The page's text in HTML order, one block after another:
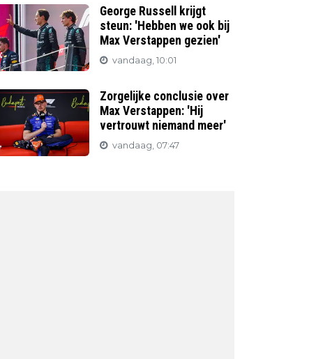
George Russell krijgt
steun: 'Hebben we ook bij
Max Verstappen gezien'
vandaag, 10:01
Zorgelijke conclusie over
Max Verstappen: 'Hij
vertrouwt niemand meer'
vandaag, 07:47